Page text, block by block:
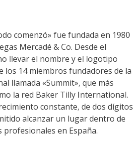
comenzó» fue fundada en 1980
Mercadé & Co. Desde el
llevar el nombre y el logotipo
los 14 miembros fundadores de la
llamada «Summit», que más
la red Baker Tilly International.
constante, de dos dígitos
alcanzar un lugar dentro de
profesionales en España.